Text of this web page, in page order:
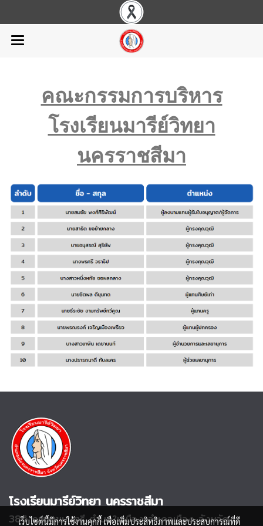
คณะกรรมการบริหาร
โรงเรียนมารีย์วิทยา
นครราชสีมา
โรงเรียนมารีย์วิทยา นครราชสีมา
386 ถนนมุขมนตรีตำบลในเมือง อำเภอเมือง จังหวัด
เว็บไซต์นี้มีการใช้งานคุกกี้ เพื่อเพิ่มประสิทธิภาพและประสบการณ์ที่ดี